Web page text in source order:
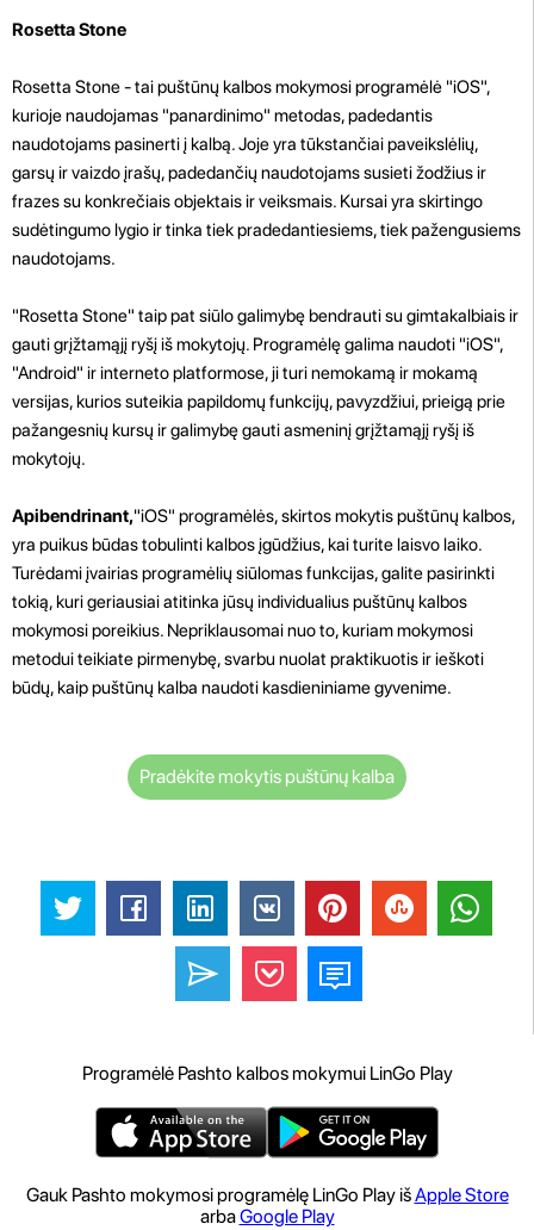
Rosetta Stone
Rosetta Stone - tai puštūnų kalbos mokymosi programėlė "iOS",
kurioje naudojamas "panardinimo" metodas, padedantis
naudotojams pasinerti į kalbą. Joje yra tūkstančiai paveikslėlių,
garsų ir vaizdo įrašų, padedančių naudotojams susieti žodžius ir
frazes su konkrečiais objektais ir veiksmais. Kursai yra skirtingo
sudėtingumo lygio ir tinka tiek pradedantiesiems, tiek pažengusiems
naudotojams.
"Rosetta Stone" taip pat siūlo galimybę bendrauti su gimtakalbiais ir
gauti grįžtamąjį ryšį iš mokytojų. Programėlę galima naudoti "iOS",
"Android" ir interneto platformose, ji turi nemokamą ir mokamą
versijas, kurios suteikia papildomų funkcijų, pavyzdžiui, prieigą prie
pažangesnių kursų ir galimybę gauti asmeninį grįžtamąjį ryšį iš
mokytojų.
Apibendrinant,"iOS" programėlės, skirtos mokytis puštūnų kalbos,
yra puikus būdas tobulinti kalbos įgūdžius, kai turite laisvo laiko.
Turėdami įvairias programėlių siūlomas funkcijas, galite pasirinkti
tokią, kuri geriausiai atitinka jūsų individualius puštūnų kalbos
mokymosi poreikius. Nepriklausomai nuo to, kuriam mokymosi
metodui teikiate pirmenybę, svarbu nuolat praktikuotis ir ieškoti
būdų, kaip puštūnų kalba naudoti kasdieniniame gyvenime.
Pradėkite mokytis puštūnų kalba
Programėlė Pashto kalbos mokymui LinGo Play
Gauk Pashto mokymosi programėlę LinGo Play išApple Store
arbaGoogle Play